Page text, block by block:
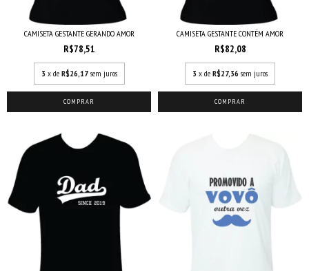
CAMISETA GESTANTE GERANDO AMOR
R$78,51
3 x de R$26,17 sem juros
COMPRAR
CAMISETA GESTANTE CONTÉM AMOR
R$82,08
3 x de R$27,36 sem juros
COMPRAR